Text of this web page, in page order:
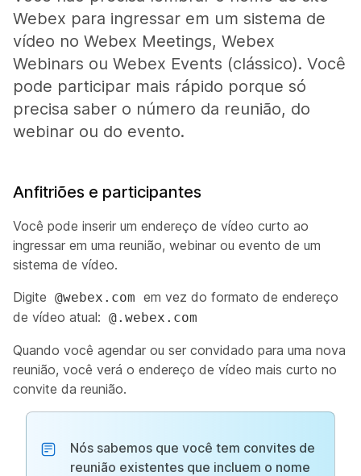
Webex para ingressar em um sistema de
vídeo no Webex Meetings, Webex
Webinars ou Webex Events (clássico). Você
pode participar mais rápido porque só
precisa saber o número da reunião, do
webinar ou do evento.
Anfitriões e participantes
Você pode inserir um endereço de vídeo curto ao
ingressar em uma reunião, webinar ou evento de um
sistema de vídeo.
Digite @webex.com em vez do formato de endereço
de vídeo atual: @.webex.com
Quando você agendar ou ser convidado para uma nova
reunião, você verá o endereço de vídeo mais curto no
convite da reunião.
Nós sabemos que você tem convites de
reunião existentes que incluem o nome